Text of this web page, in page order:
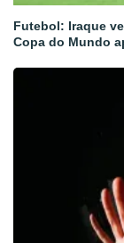
Futebol: Iraque
Copa do Mundo